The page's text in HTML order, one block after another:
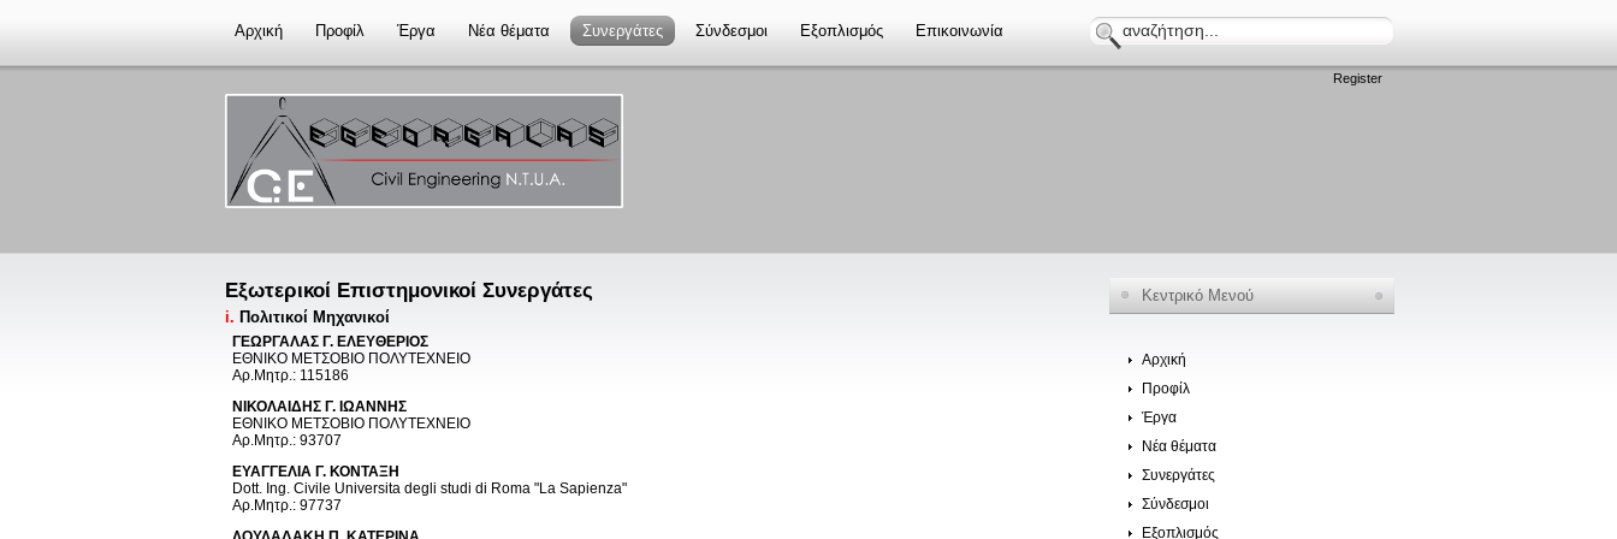
Αρχική Προφίλ Έργα Νέα θέματα Συνεργάτες Σύνδεσμοι Εξοπλισμός Επικοινωνία
Register
Εξωτερικοί Επιστημονικοί Συνεργάτες
i. Πολιτικοί Μηχανικοί
ΓΕΩΡΓΑΛΑΣ Γ. ΕΛΕΥΘΕΡΙΟΣ
ΕΘΝΙΚΟ ΜΕΤΣΟΒΙΟ ΠΟΛΥΤΕΧΝΕΙΟ
Aρ.Mητρ.: 115186
ΝΙΚΟΛΑIΔΗΣ Γ. ΙΩΑΝΝΗΣ
ΕΘΝΙΚΟ ΜΕΤΣΟΒΙΟ ΠΟΛΥΤΕΧΝΕΙΟ
Aρ.Mητρ.: 93707
ΕΥΑΓΓΕΛΙΑ Γ. ΚΟΝΤΑΞΗ
Dott. Ing. Civile Universita degli studi di Roma "La Sapienza"
Aρ.Mητρ.: 97737
Κεντρικό Μενού
Αρχική
Προφίλ
Έργα
Νέα θέματα
Συνεργάτες
Σύνδεσμοι
Εξοπλισμός